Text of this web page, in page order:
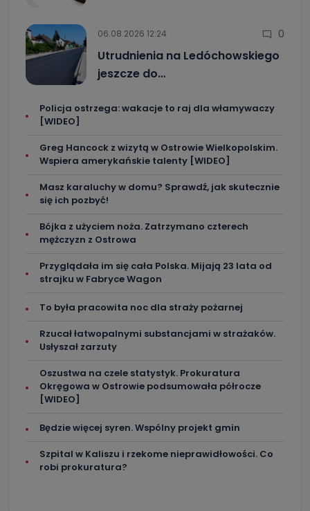
06.08.2026 12:24 0
Utrudnienia na Ledóchowskiego
jeszcze do…
Policja ostrzega: wakacje to raj dla włamywaczy
[WIDEO]
Greg Hancock z wizytą w Ostrowie Wielkopolskim.
Wspiera amerykańskie talenty [WIDEO]
Masz karaluchy w domu? Sprawdź, jak skutecznie
się ich pozbyć!
Bójka z użyciem noża. Zatrzymano czterech
mężczyzn z Ostrowa
Przyglądała im się cała Polska. Mijają 23 lata od
strajku w Fabryce Wagon
To była pracowita noc dla straży pożarnej
Rzucał łatwopalnymi substancjami w strażaków.
Usłyszał zarzuty
Oszustwa na czele statystyk. Prokuratura
Okręgowa w Ostrowie podsumowała półrocze
[WIDEO]
Będzie więcej syren. Wspólny projekt gmin
Szpital w Kaliszu i rzekome nieprawidłowości. Co
robi prokuratura?